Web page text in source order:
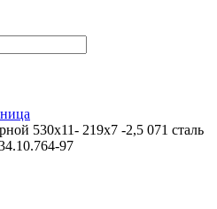
530х11- 219х7 -2,5 071 сталь
97